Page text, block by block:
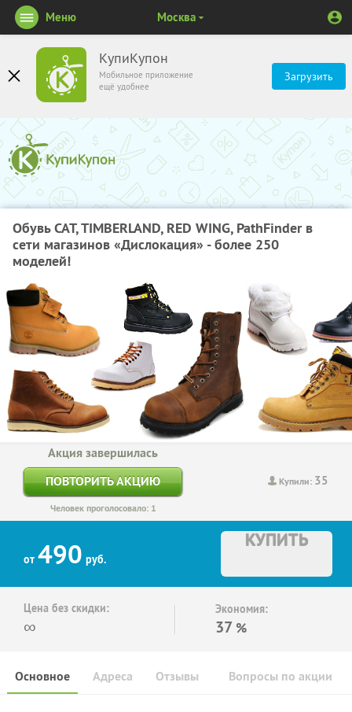
КупиКупон
Мобильное приложение
ещё удобнее
Загрузить
Меню Москва
Обувь CAT, TIMBERLAND, RED WING, PathFinder в
сети магазинов «Дислокация» - более 250
моделей!
Купили: 35
Акция завершилась
ПОВТОРИТЬ АКЦИЮ
Человек проголосовало: 1
от 490 руб.
КУПИТЬ
Цена без скидки:
∞
Экономия:
37 %
Основное Отзывы Вопросы по акции
Адреса